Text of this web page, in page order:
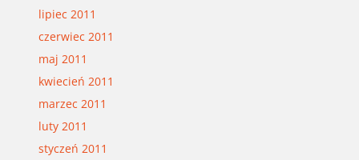
lipiec 2011
czerwiec 2011
maj 2011
kwiecień 2011
marzec 2011
luty 2011
styczeń 2011